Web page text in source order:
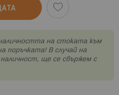
на стоката към
поръчката! В случай на
ще се свържем с